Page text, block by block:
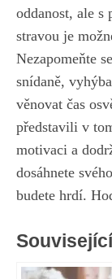
oddanost, ale s
stravou je
Nezapomeňte
snídaně,
věnovat čas
představili v
motivaci a
dosáhnete
budete hrdí.⁢